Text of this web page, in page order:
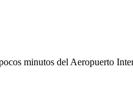
minutos del Aeropuerto